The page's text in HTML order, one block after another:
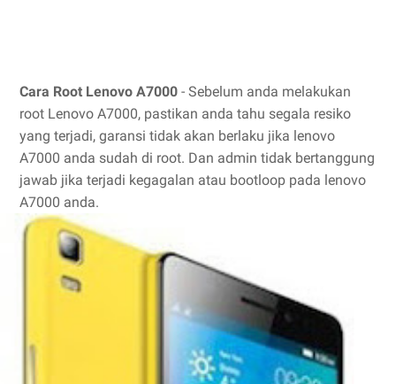
Cara Root Lenovo A7000 - Sebelum anda melakukan
root Lenovo A7000, pastikan anda tahu segala resiko
yang terjadi, garansi tidak akan berlaku jika lenovo
A7000 anda sudah di root. Dan admin tidak bertanggung
jawab jika terjadi kegagalan atau bootloop pada lenovo
A7000 anda.